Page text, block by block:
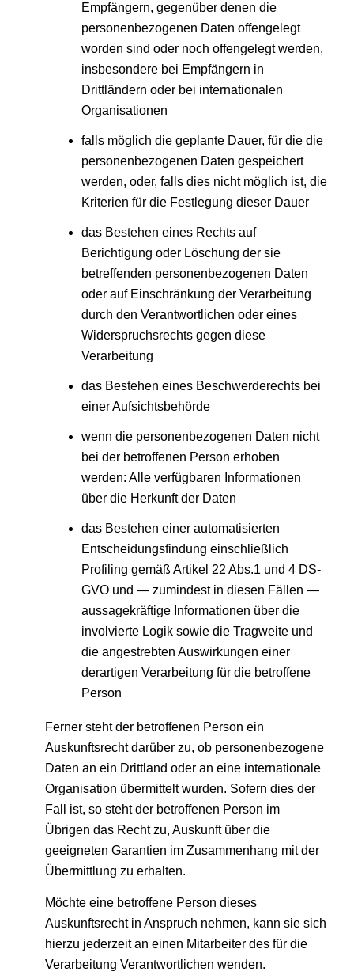
Empfängern, gegenüber denen die
personenbezogenen Daten offengelegt
worden sind oder noch offengelegt werden,
insbesondere bei Empfängern in
Drittländern oder bei internationalen
Organisationen
falls möglich die geplante Dauer, für die die
personenbezogenen Daten gespeichert
werden, oder, falls dies nicht möglich ist, die
Kriterien für die Festlegung dieser Dauer
das Bestehen eines Rechts auf
Berichtigung oder Löschung der sie
betreffenden personenbezogenen Daten
oder auf Einschränkung der Verarbeitung
durch den Verantwortlichen oder eines
Widerspruchsrechts gegen diese
Verarbeitung
das Bestehen eines Beschwerderechts bei
einer Aufsichtsbehörde
wenn die personenbezogenen Daten nicht
bei der betroffenen Person erhoben
werden: Alle verfügbaren Informationen
über die Herkunft der Daten
das Bestehen einer automatisierten
Entscheidungsfindung einschließlich
Profiling gemäß Artikel 22 Abs.1 und 4 DS-
GVO und — zumindest in diesen Fällen —
aussagekräftige Informationen über die
involvierte Logik sowie die Tragweite und
die angestrebten Auswirkungen einer
derartigen Verarbeitung für die betroffene
Person
Ferner steht der betroffenen Person ein
Auskunftsrecht darüber zu, ob personenbezogene
Daten an ein Drittland oder an eine internationale
Organisation übermittelt wurden. Sofern dies der
Fall ist, so steht der betroffenen Person im
Übrigen das Recht zu, Auskunft über die
geeigneten Garantien im Zusammenhang mit der
Übermittlung zu erhalten.
Möchte eine betroffene Person dieses
Auskunftsrecht in Anspruch nehmen, kann sie sich
hierzu jederzeit an einen Mitarbeiter des für die
Verarbeitung Verantwortlichen wenden.